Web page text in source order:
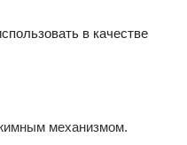
в качестве
механизмом.